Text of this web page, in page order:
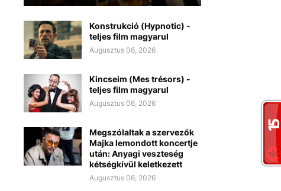
Konstrukció (Hypnotic) -
teljes film magyarul
Augusztus 06, 2026
Kincseim (Mes trésors) -
teljes film magyarul
Augusztus 06, 2026
Megszólaltak a szervezők
Majka lemondott koncertje
után: Anyagi veszteség
kétségkívül keletkezett
Augusztus 06, 2026